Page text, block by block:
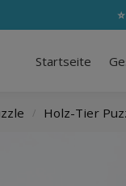
Startseite
/ Holz-Tier